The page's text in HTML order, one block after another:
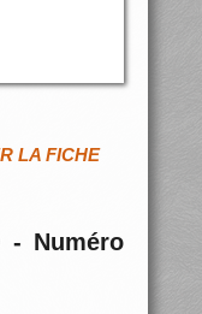
LA FICHE
- Numéro